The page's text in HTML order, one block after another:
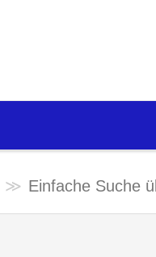
Einfache Suche